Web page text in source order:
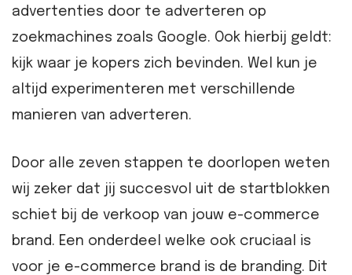
advertenties door te adverteren op
zoekmachines zoals Google. Ook hierbij geldt:
kijk waar je kopers zich bevinden. Wel kun je
altijd experimenteren met verschillende
manieren van adverteren.
Door alle zeven stappen te doorlopen weten
wij zeker dat jij succesvol uit de startblokken
schiet bij de verkoop van jouw e-commerce
brand. Een onderdeel welke ook cruciaal is
voor je e-commerce brand is de branding. Dit